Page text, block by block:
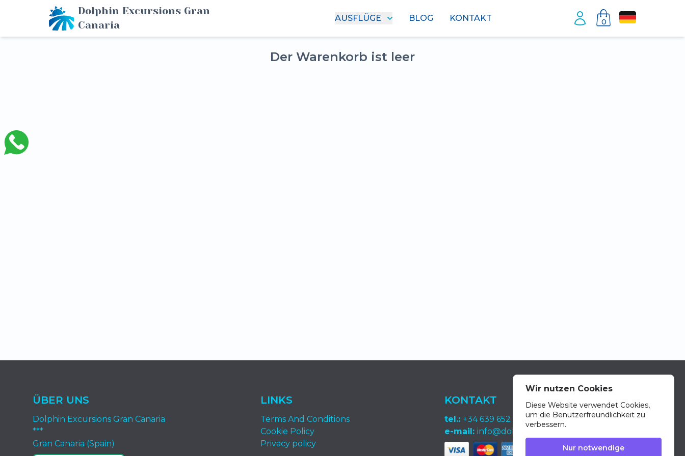
Dolphin Excursions Gran
Canaria
AUSFLÜGE BLOG KONTAKT 0
Der Warenkorb ist leer
ÜBER UNS
Dolphin Excursions Gran Canaria
***
Gran Canaria (Spain)
LINKS
Terms And Conditions
Cookie Policy
Privacy policy
KONTAKT
tel.: +34 639 652 400
e-mail: info@dolphin-excursions-gran-canaria.com
Wir nutzen Cookies
Diese Website verwendet Cookies,
um die Benutzerfreundlichkeit zu
verbessern.
Nur notwendige